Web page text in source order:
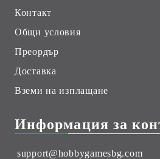
Контакт
Общи условия
Преордър
Доставка
Вземи на изплащане
Информация за
support@hobbygamesbg.com